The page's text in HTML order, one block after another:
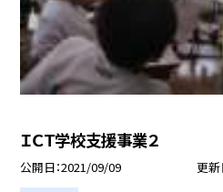
ＩＣＴ学校支援事業２
公開日 2021/09/09 更新